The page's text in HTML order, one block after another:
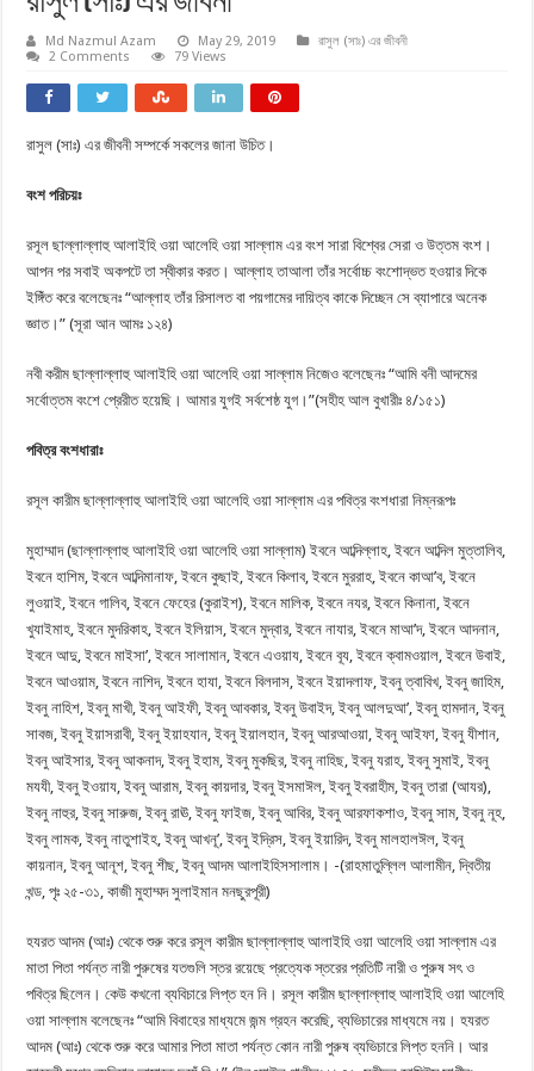
Md Nazmul Azam May 29, 2019
রাসুল (সাঃ) এর জীবনী
2 Comments
79 Views
রাসুল (সাঃ) এর জীবনী সম্পর্কে সকলের জানা উচিত।
বংশ পরিচয়ঃ
রসূল ছাল্লাল্লাহু আলাইহি ওয়া আলেহি ওয়া সাল্লাম এর বংশ সারা বিশ্বের সেরা ও উত্তম বংশ।
আপন পর সবাই অকপটে তা স্বীকার করত। আল্লাহ তাআলা তাঁর সর্বোচ্চ বংশোদ্ভত হওয়ার দিকে
ইঙ্গিঁত করে বলেছেনঃ “আল্লাহ তাঁর রিসালত বা পয়গামের দায়িত্ব কাকে দিচ্ছেন সে ব্যাপারে অনেক
জ্ঞাত।” (সূরা আন আমঃ ১২৪)
নবী করীম ছাল্লাল্লাহু আলাইহি ওয়া আলেহি ওয়া সাল্লাম নিজেও বলেছেনঃ “আমি বনী আদমের
সর্বোত্তম বংশে প্রেরীত হয়েছি। আমার যুগই সর্বশেষ্ঠ যুগ।”(সহীহ আল বুখারীঃ ৪/১৫১)
পবিত্র বংশধারাঃ
রসূল কারীম ছাল্লাল্লাহু আলাইহি ওয়া আলেহি ওয়া সাল্লাম এর পবিত্র বংশধারা নিম্নরূপঃ
মুহাম্মাদ (ছাল্লাল্লাহু আলাইহি ওয়া আলেহি ওয়া সাল্লাম) ইবনে আব্দিল্লাহ, ইবনে আব্দিল মুত্তালিব,
ইবনে হাশিম, ইবনে আব্দিমানাফ, ইবনে কুছাই, ইবনে কিলাব, ইবনে মুররাহ, ইবনে কাআ’ব, ইবনে
লুওয়াই, ইবনে গালিব, ইবনে ফেহের (কুরাইশ), ইবনে মালিক, ইবনে নযর, ইবনে কিনানা, ইবনে
খুযাইমাহ, ইবনে মুদরিকাহ, ইবনে ইলিয়াস, ইবনে মুদ্বার, ইবনে নাযার, ইবনে মাআ’দ, ইবনে আদনান,
ইবনে আদু, ইবনে মাইসা’, ইবনে সালামান, ইবনে এওয়ায, ইবনে বূয, ইবনে ক্বামওয়াল, ইবনে উবাই,
ইবনে আওয়াম, ইবনে নাশিদ, ইবনে হাযা, ইবনে বিলদাস, ইবনে ইয়াদলাফ, ইবনু ত্বাবিখ, ইবনু জাহিম,
ইবনু নাহিশ, ইবনু মাখী, ইবনু আইফী, ইবনু আবকার, ইবনু উবাইদ, ইবনু আলদুআ’, ইবনু হামদান, ইবনু
সাবজ, ইবনু ইয়াসরাবী, ইবনু ইয়াহযান, ইবনু ইয়ালহান, ইবনু আরআওয়া, ইবনু আইফা, ইবনু যীশান,
ইবনু আইসার, ইবনু আকনাদ, ইবনু ইহাম, ইবনু মুকছির, ইবনু নাহিছ, ইবনু যরাহ, ইবনু সুমাই, ইবনু
মযযী, ইবনু ইওয়ায, ইবনু আরাম, ইবনু কায়দার, ইবনু ইসমাঈল, ইবনু ইবরাহীম, ইবনু তারা (আযর),
ইবনু নাহুর, ইবনু সারুজ, ইবনু রাঊ, ইবনু ফাইজ, ইবনু আবির, ইবনু আরফাকশাও, ইবনু সাম, ইবনু নূহ,
ইবনু লামক, ইবনু নাতুশাইহ, ইবনু আখনূ’, ইবনু ইদ্রিস, ইবনু ইয়ারিদ, ইবনু মালহালঈল, ইবনু
কায়নান, ইবনু আনূশ, ইবনু শীছ, ইবনু আদম আলাইহিসসালাম। -(রাহমাতুল্লিল আলামীন, দ্বিতীয়
খন্ড, পৃঃ ২৫-৩১, কাজী মুহাম্মদ সুলাইমান মনছুরপূরী)
হযরত আদম (আঃ) থেকে শুরু করে রসূল কারীম ছাল্লাল্লাহু আলাইহি ওয়া আলেহি ওয়া সাল্লাম এর
মাতা পিতা পর্যন্ত নারী পুরুষের যতগুলি স্তর রয়েছে প্রত্যেক স্তরের প্রতিটি নারী ও পুরুষ সৎ ও
পবিত্র ছিলেন। কেউ কখনো ব্যবিচারে লিপ্ত হন নি। রসূল কারীম ছাল্লাল্লাহু আলাইহি ওয়া আলেহি
ওয়া সাল্লাম বলেছেনঃ “আমি বিবাহের মাধ্যমে জন্ম গ্রহন করেছি, ব্যভিচারের মাধ্যমে নয়। হযরত
আদম (আঃ) থেকে শুরু করে আমার পিতা মাতা পর্যন্ত কোন নারী পুরুষ ব্যভিচারে লিপ্ত হননি। আর